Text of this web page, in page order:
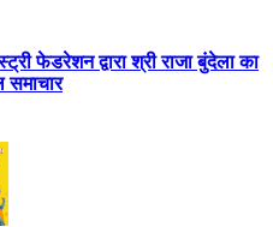
फेडरेशन द्वारा श्री राजा बुंदेला का
समाचार